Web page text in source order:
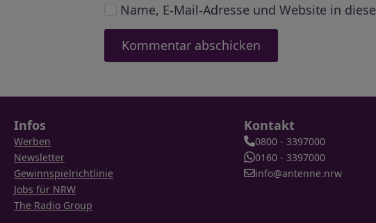
Name, E-Mail-Adresse und Website in
Infos
Werben
Newsletter
Gewinnspielrichtlinie
Jobs für NRW
The Radio Group
Kontakt
0800 - 3397000
0160 - 3397000
info@antenne.nrw